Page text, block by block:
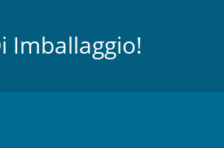
Imballaggio!